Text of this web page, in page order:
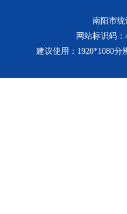
南阳市统
网站标识码：
建议使用：1920*1080